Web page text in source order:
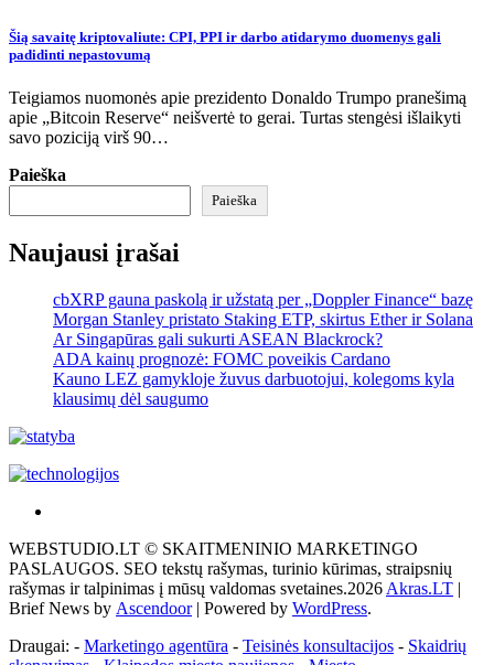
Šią savaitę kriptovaliute: CPI, PPI ir darbo atidarymo duomenys gali
padidinti nepastovumą
Teigiamos nuomonės apie prezidento Donaldo Trumpo pranešimą
apie „Bitcoin Reserve“ neišvertė to gerai. Turtas stengėsi išlaikyti
savo poziciją virš 90…
Paieška
Paieška
Naujausi įrašai
cbXRP gauna paskolą ir užstatą per „Doppler Finance“ bazę
Morgan Stanley pristato Staking ETP, skirtus Ether ir Solana
Ar Singapūras gali sukurti ASEAN Blackrock?
ADA kainų prognozė: FOMC poveikis Cardano
Kauno LEZ gamykloje žuvus darbuotojui, kolegoms kyla
klausimų dėl saugumo
tai
žemės
ploto
matavimo
Pagrindinis
WEBSTUDIO.LT © SKAITMENINIO MARKETINGO
PASLAUGOS. SEO tekstų rašymas, turinio kūrimas, straipsnių
rašymas ir talpinimas į mūsų valdomas svetaines.2026 Akras.LT |
Brief News by Ascendoor| Powered by WordPress.
Draugai: - Marketingo agentūra - Teisinės konsultacijos - Skaidrių